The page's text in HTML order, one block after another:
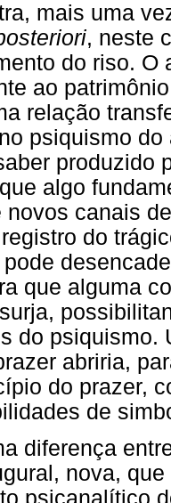
mais uma
, neste
do riso. O
ao
relação
psiquismo
produzido
algo
novos canais
do
que alguma
do psiquismo.
abriria,
do prazer,
de
diferença
nova,